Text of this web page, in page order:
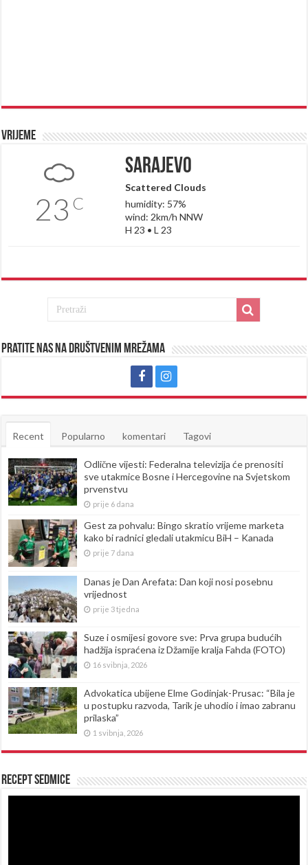
Vrijeme
23 C
Sarajevo
Scattered Clouds
humidity: 57%
wind: 2km/h NNW
H 23 • L 23
Pratite nas na društvenim mrežama
Recent Popularno komentari Tagovi
Odlične vijesti: Federalna televizija će prenositi
sve utakmice Bosne i Hercegovine na Svjetskom
prvenstvu
prije 6 dana
Gest za pohvalu: Bingo skratio vrijeme marketa
kako bi radnici gledali utakmicu BiH – Kanada
prije 7 dana
Danas je Dan Arefata: Dan koji nosi posebnu
vrijednost
prije 3 tjedna
Suze i osmijesi govore sve: Prva grupa budućih
hadžija ispraćena iz Džamije kralja Fahda (FOTO)
16 svibnja, 2026
Advokatica ubijene Elme Godinjak-Prusac: “Bila je
u postupku razvoda, Tarik je uhodio i imao zabranu
prilaska”
1 svibnja, 2026
Recept sedmice